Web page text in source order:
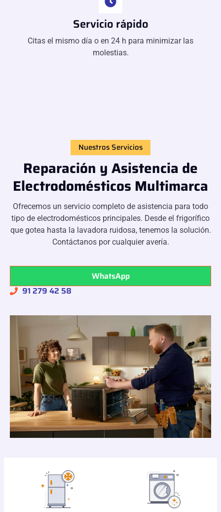
Servicio rápido
Citas el mismo día o en 24 h para minimizar las
molestias.
Nuestros Servicios
Reparación y Asistencia de
Electrodomésticos Multimarca
Ofrecemos un servicio completo de asistencia para todo
tipo de electrodomésticos principales. Desde el frigorífico
que gotea hasta la lavadora ruidosa, tenemos la solución.
Contáctanos por cualquier avería.
WhatsApp
91 279 42 58